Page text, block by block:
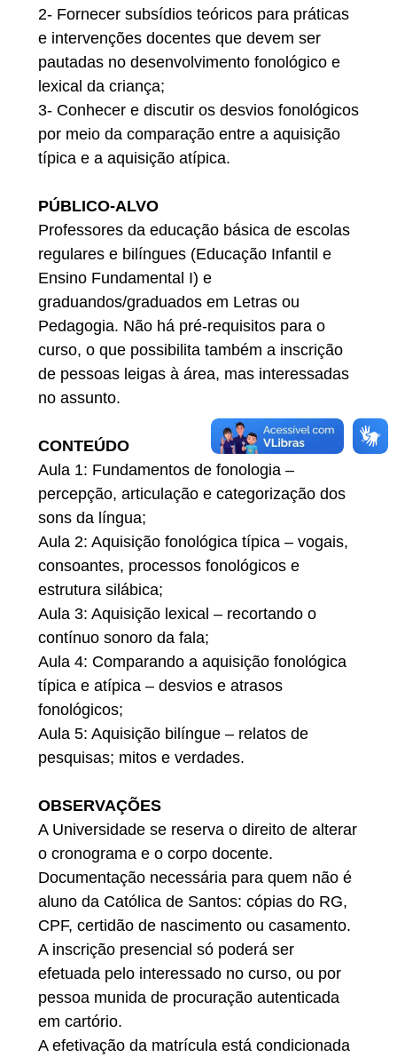
2- Fornecer subsídios teóricos para práticas
e intervenções docentes que devem ser
pautadas no desenvolvimento fonológico e
lexical da criança;
3- Conhecer e discutir os desvios fonológicos
por meio da comparação entre a aquisição
típica e a aquisição atípica.
PÚBLICO-ALVO
Professores da educação básica de escolas
regulares e bilíngues (Educação Infantil e
Ensino Fundamental I) e
graduandos/graduados em Letras ou
Pedagogia. Não há pré-requisitos para o
curso, o que possibilita também a inscrição
de pessoas leigas à área, mas interessadas
no assunto.
CONTEÚDO
Aula 1: Fundamentos de fonologia –
percepção, articulação e categorização dos
sons da língua;
Aula 2: Aquisição fonológica típica – vogais,
consoantes, processos fonológicos e
estrutura silábica;
Aula 3: Aquisição lexical – recortando o
contínuo sonoro da fala;
Aula 4: Comparando a aquisição fonológica
típica e atípica – desvios e atrasos
fonológicos;
Aula 5: Aquisição bilíngue – relatos de
pesquisas; mitos e verdades.
OBSERVAÇÕES
A Universidade se reserva o direito de alterar
o cronograma e o corpo docente.
Documentação necessária para quem não é
aluno da Católica de Santos: cópias do RG,
CPF, certidão de nascimento ou casamento.
A inscrição presencial só poderá ser
efetuada pelo interessado no curso, ou por
pessoa munida de procuração autenticada
em cartório.
A efetivação da matrícula está condicionada